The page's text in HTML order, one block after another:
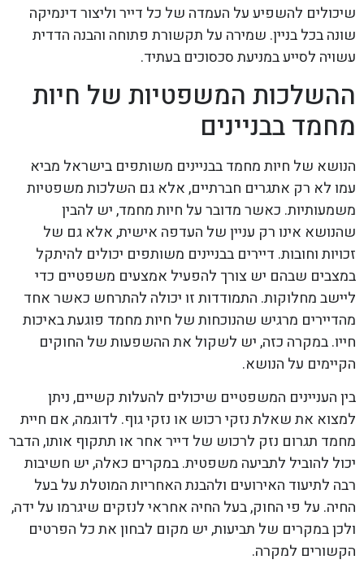
שיכולים להשפיע על העמדה של כל דייר וליצור דינמיקה
שונה בכל בניין. שמירה על תקשורת פתוחה והבנה הדדית
עשויה לסייע במניעת סכסוכים בעתיד.
ההשלכות המשפטיות של חיות
מחמד בבניינים
הנושא של חיות מחמד בבניינים משותפים בישראל מביא
עמו לא רק אתגרים חברתיים, אלא גם השלכות משפטיות
משמעותיות. כאשר מדובר על חיות מחמד, יש להבין
שהנושא אינו רק עניין של העדפה אישית, אלא גם של
זכויות וחובות. דיירים בבניינים משותפים יכולים להיתקל
במצבים שבהם יש צורך להפעיל אמצעים משפטיים כדי
ליישב מחלוקות. התמודדות זו יכולה להתרחש כאשר אחד
מהדיירים מרגיש שהנוכחות של חיות מחמד פוגעת באיכות
חייו. במקרה כזה, יש לשקול את ההשפעות של החוקים
הקיימים על הנושא.
בין העניינים המשפטיים שיכולים להעלות קשיים, ניתן
למצוא את שאלת נזקי רכוש או נזקי גוף. לדוגמה, אם חיית
מחמד תגרום נזק לרכוש של דייר אחר או תתקוף אותו, הדבר
יכול להוביל לתביעה משפטית. במקרים כאלה, יש חשיבות
רבה לתיעוד האירועים ולהבנת האחריות המוטלת על בעל
החיה. על פי החוק, בעל החיה אחראי לנזקים שיגרמו על ידה,
ולכן במקרים של תביעות, יש מקום לבחון את כל הפרטים
הקשורים למקרה.